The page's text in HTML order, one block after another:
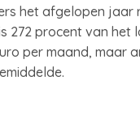
het afgelopen jaar
272 procent van het
per maand, maar